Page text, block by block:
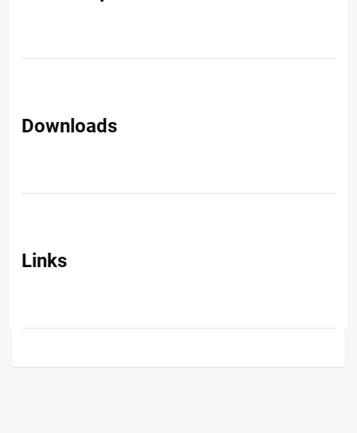
Downloads
Links